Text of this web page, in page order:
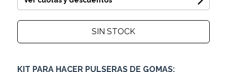
SIN STOCK
KIT PARA HACER PULSERAS DE GOMAS: